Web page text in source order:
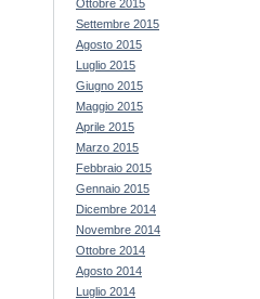
Ottobre 2015
Settembre 2015
Agosto 2015
Luglio 2015
Giugno 2015
Maggio 2015
Aprile 2015
Marzo 2015
Febbraio 2015
Gennaio 2015
Dicembre 2014
Novembre 2014
Ottobre 2014
Agosto 2014
Luglio 2014